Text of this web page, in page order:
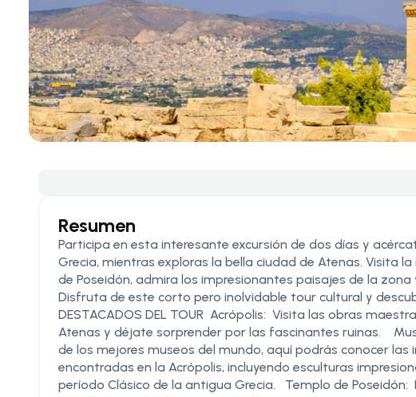
Resumen
Participa en esta interesante excursión de dos días y
Grecia, mientras exploras la bella ciudad de Atenas. Visita
de Poseidón, admira los impresionantes paisajes de la
Disfruta de este corto pero inolvidable tour cultural y
DESTACADOS DEL TOUR Acrópolis: Visita las obras
Atenas y déjate sorprender por las fascinantes ruinas.
de los mejores museos del mundo, aquí podrás conocer
encontradas en la Acrópolis, incluyendo esculturas
período Clásico de la antigua Grecia. Templo de